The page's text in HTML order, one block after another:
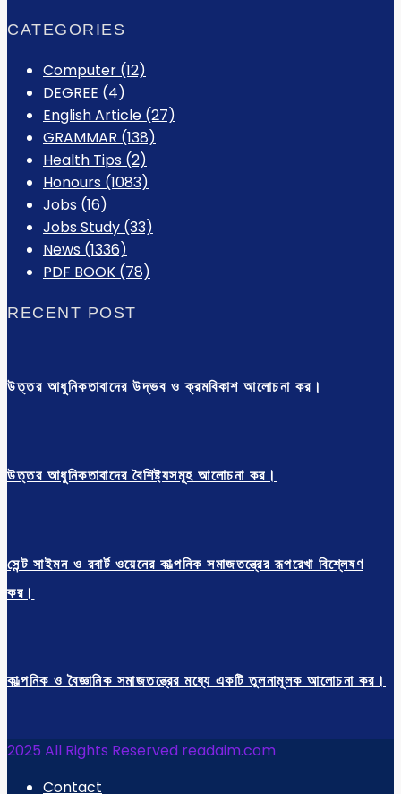
CATEGORIES
Computer (12)
DEGREE (4)
English Article (27)
GRAMMAR (138)
Health Tips (2)
Honours (1083)
Jobs (16)
Jobs Study (33)
News (1336)
PDF BOOK (78)
RECENT POST
উত্তর আধুনিকতাবাদের উদ্ভব ও ক্রমবিকাশ আলোচনা কর।
উত্তর আধুনিকতাবাদের বৈশিষ্ট্যসমূহ আলোচনা কর।
সেন্ট সাইমন ও রবার্ট ওয়েনের কাল্পনিক সমাজতন্ত্রের রূপরেখা বিশ্লেষণ
কর।
কাল্পনিক ও বৈজ্ঞানিক সমাজতন্ত্রের মধ্যে একটি তুলনামূলক আলোচনা কর।
2025 All Rights Reserved readaim.com
Contact